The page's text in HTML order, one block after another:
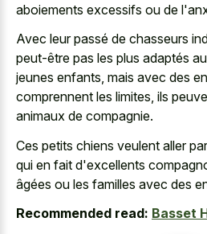
aboiements excessifs ou de
Avec leur passé de chasseurs
peut-être pas les plus adaptés
jeunes enfants, mais avec des
comprennent les limites, ils
animaux de compagnie.
Ces petits chiens veulent aller
qui en fait d'excellents
âgées ou les familles avec des
Recommended read: Basset